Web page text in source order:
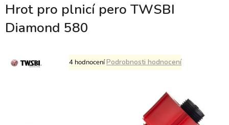
Hrot pro plnicí pero TWSBI
Diamond 580
Průměrné
hodnocení
4 hodnoceníPodrobnosti hodnocení